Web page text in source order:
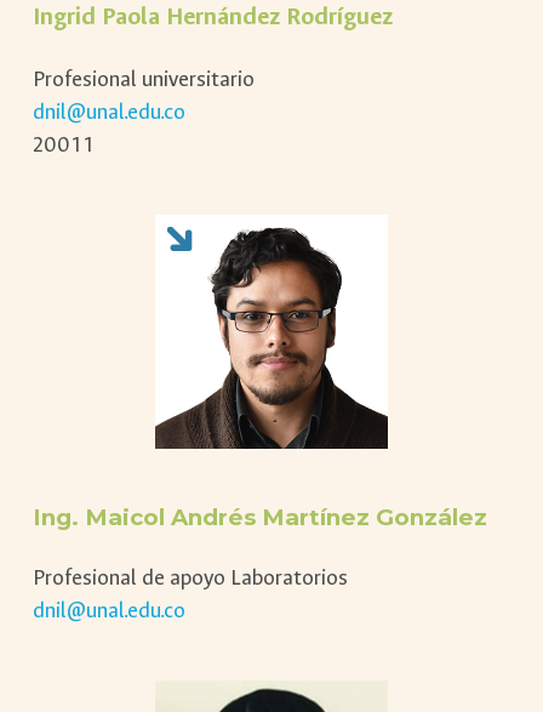
Ingrid Paola Hernández Rodríguez
Profesional universitario
dnil@unal.edu.co
20011
Ing. Maicol Andrés Martínez González
Profesional de apoyo Laboratorios
dnil@unal.edu.co